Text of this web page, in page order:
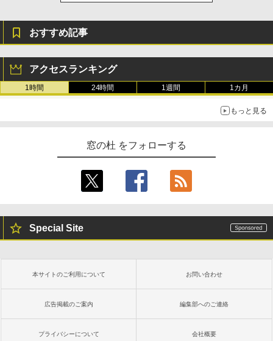
おすすめ記事
アクセスランキング
1時間 24時間 1週間 1カ月
もっと見る
窓の杜 をフォローする
Special Site
本サイトのご利用について お問い合わせ
広告掲載のご案内 編集部へのご連絡
プライバシーについて 会社概要